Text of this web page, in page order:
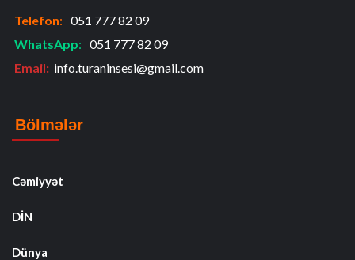
Telefon: 051 777 82 09
WhatsApp: 051 777 82 09
Email: info.turaninsesi@gmail.com
Bölmələr
Cəmiyyət
DİN
Dünya